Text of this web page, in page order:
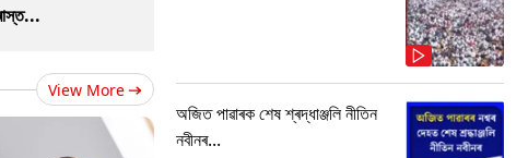
View More
অজিত পাৱাৰক শেষ শ্ৰদ্ধাঞ্জলি নীতিন
নবীনৰ...